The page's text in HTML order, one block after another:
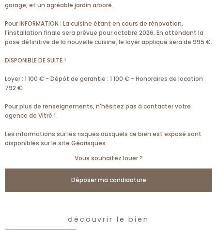
garage, et un agréable jardin arboré.
Pour INFORMATION : La cuisine étant en cours de rénovation,
l'installation finale sera prévue pour octobre 2026. En attendant la
pose définitive de la nouvelle cuisine, le loyer appliqué sera de 995 €.
DISPONIBLE DE SUITE !
Loyer : 1 100 € - Dépôt de garantie : 1 100 € - Honoraires de location :
792 €
Pour plus de renseignements, n'hésitez pas à contacter votre
agence de Vitré !
Les informations sur les risques auxquels ce bien est exposé sont
disponibles sur le site Géorisques
Vous souhaitez louer ?
Déposer ma candidature
découvrir le bien